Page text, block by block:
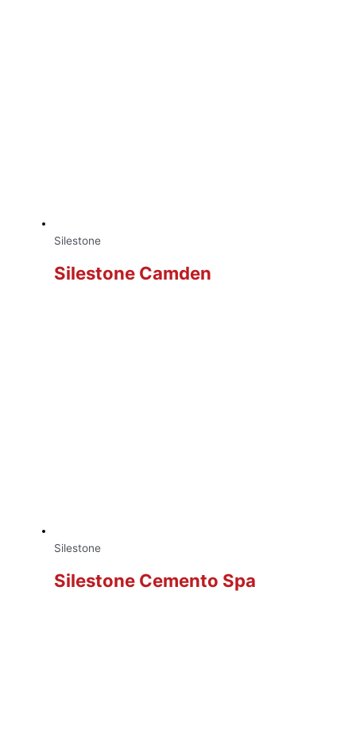
Silestone
Silestone Camden
Silestone
Silestone Cemento Spa